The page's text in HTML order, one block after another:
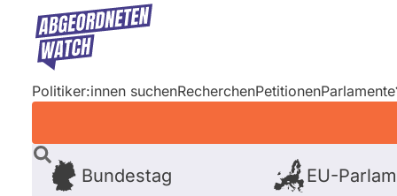
Direkt
Inhalt
Politiker:innen suchenRecherchenPetitionenParlamente
Bundestag EU-